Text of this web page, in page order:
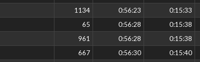
1134 0:56:23 0:15:33
65 0:56:28 0:15:38
961 0:56:28 0:15:38
667 0:56:30 0:15:40